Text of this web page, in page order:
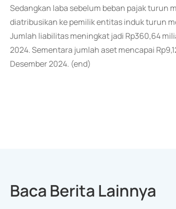
Sedangkan laba sebelum beban pajak turun
diatribusikan ke pemilik entitas induk turun
Jumlah liabilitas meningkat jadi Rp360,64
2024. Sementara jumlah aset mencapai
Desember 2024. (end)
Baca Berita Lainnya